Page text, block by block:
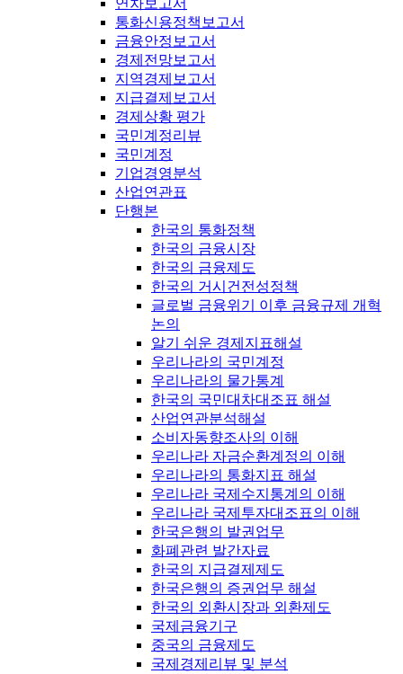
연차보고서
통화신용정책보고서
금융안정보고서
경제전망보고서
지역경제보고서
지급결제보고서
경제상황 평가
국민계정리뷰
국민계정
기업경영분석
산업연관표
단행본
한국의 통화정책
한국의 금융시장
한국의 금융제도
한국의 거시건전성정책
글로벌 금융위기 이후 금융규제 개혁
논의
알기 쉬운 경제지표해설
우리나라의 국민계정
우리나라의 물가통계
한국의 국민대차대조표 해설
산업연관분석해설
소비자동향조사의 이해
우리나라 자금순환계정의 이해
우리나라의 통화지표 해설
우리나라 국제수지통계의 이해
우리나라 국제투자대조표의 이해
한국은행의 발권업무
화폐관련 발간자료
한국의 지급결제제도
한국은행의 증권업무 해설
한국의 외환시장과 외환제도
국제금융기구
중국의 금융제도
국제경제리뷰 및 분석